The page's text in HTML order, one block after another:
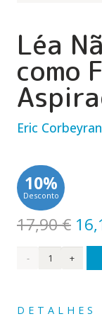
Léa
como
Eric Corbeyran
10%
Desconto
17,90€ O
Quantidade
DETALHES